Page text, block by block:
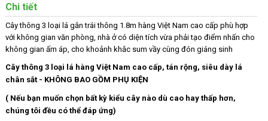
Chi tiết
Cây thông 3 loại lá gắn trái thông 1.8m hàng Việt Nam cao cấp phù hợp
với không gian văn phòng, nhà ở có diện tích vừa phải tạo điểm nhấn cho
không gian ấm áp, cho khoảnh khắc sum vầy cùng đón giáng sinh
Cây thông 3 loại lá hàng Việt Nam cao cấp, tán rộng, siêu dày lá
chân sắt - KHÔNG BAO GỒM PHỤ KIỆN
( Nếu bạn muốn chọn bất kỳ kiểu cây nào dù cao hay thấp hơn,
chúng tôi đều có thể đáp ứng)